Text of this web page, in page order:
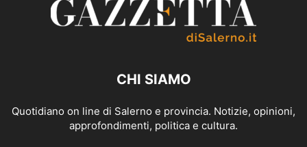
CHI SIAMO
Quotidiano on line di Salerno e provincia. Notizie, opinioni,
approfondimenti, politica e cultura.